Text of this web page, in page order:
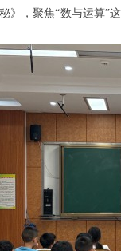
》，聚焦“数与运算”